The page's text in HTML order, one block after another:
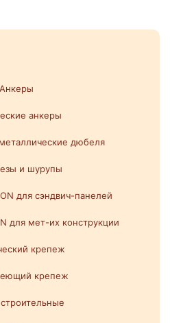
Анкеры
анкеры
дюбеля
и шурупы
для сэндвич-панелей
для мет-их конструкции
крепеж
крепеж
строительные